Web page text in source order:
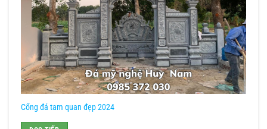
Cổng đá tam quan đẹp 2024